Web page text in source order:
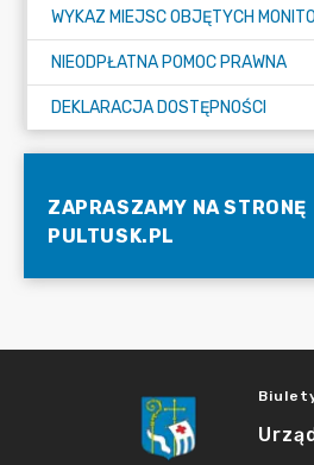
NIEODPŁATNA POMOC PRAWNA
DEKLARACJA DOSTĘPNOŚCI
ZAPRASZAMY NA STRONĘ
PULTUSK.PL